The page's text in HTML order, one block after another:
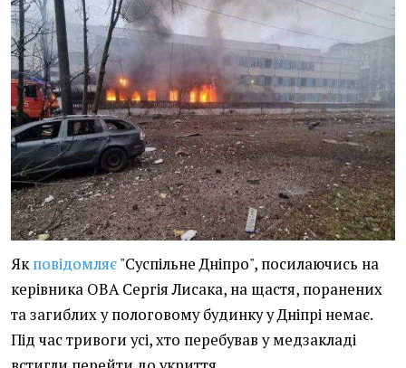
Якповідомляє"Суспільне Дніпро", посилаючись на
керівника ОВА Сергія Лисака, на щастя, поранених
та загиблих у пологовому будинку у Дніпрі немає.
Під час тривоги усі, хто перебував у медзакладі